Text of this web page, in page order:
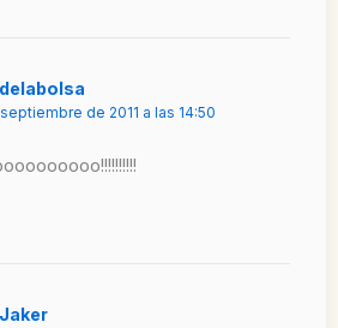
de 2011 a las 14:50